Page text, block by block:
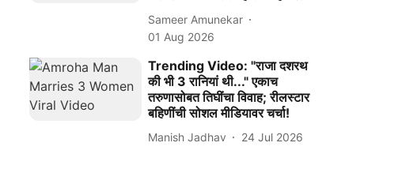
Sameer Amunekar
01 Aug 2026
Trending Video: "राजा दशरथ
की भी 3 रानियां थी..." एकाच
तरुणासोबत तिघींचा विवाह; रीलस्टार
बहिणींची सोशल मीडियावर चर्चा!
Manish Jadhav 24 Jul 2026